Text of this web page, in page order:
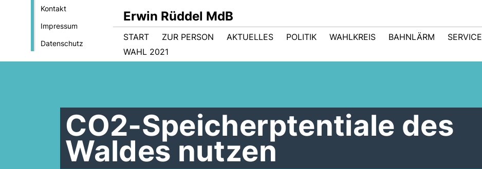
Kontakt
Impressum
Datenschutz
Erwin Rüddel MdB
START ZUR PERSON AKTUELLES POLITIK WAHLKREIS BAHNLÄRM SERVICE
WAHL 2021
CO2-Speicherptentiale des
Waldes nutzen